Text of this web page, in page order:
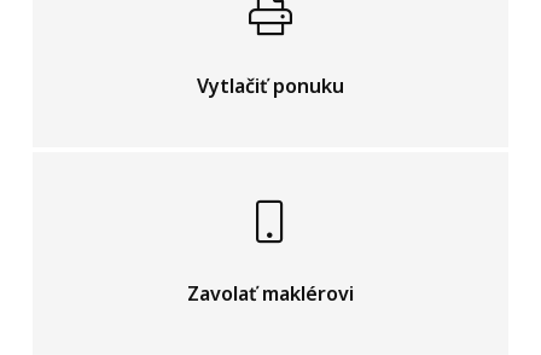
Vytlačiť ponuku
Zavolať maklérovi